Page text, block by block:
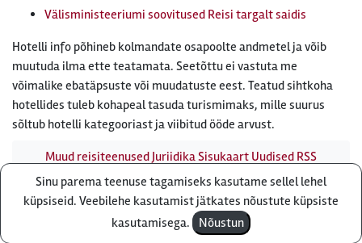
Välisministeeriumi soovitused Reisi targalt saidis
Hotelli info põhineb kolmandate osapoolte andmetel ja võib
muutuda ilma ette teatamata. Seetõttu ei vastuta me
võimalike ebatäpsuste või muudatuste eest. Teatud sihtkoha
hotellides tuleb kohapeal tasuda turismimaks, mille suurus
sõltub hotelli kategooriast ja viibitud ööde arvust.
Küsi pakkumist
Muud reisiteenused JuriidikaSisukaart Uudised RSS
uudisvoogFirmast ÄrikliendileOtsi infot meie saidist
Reisibüroo Reisiekspert, Roosikrantsi 8B Tallinn, Eesti - e-
post: ebyroo[ät]reisiekspert.ee - telefon:
Sinu parema teenuse tagamiseks kasutame sellel lehel
küpsiseid. Veebilehe kasutamist jätkates nõustute küpsiste
kasutamisega.
Nõustun